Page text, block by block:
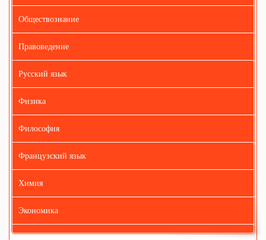
Обществознание
Правоведение
Русский язык
Физика
Философия
Французский язык
Химия
Экономика